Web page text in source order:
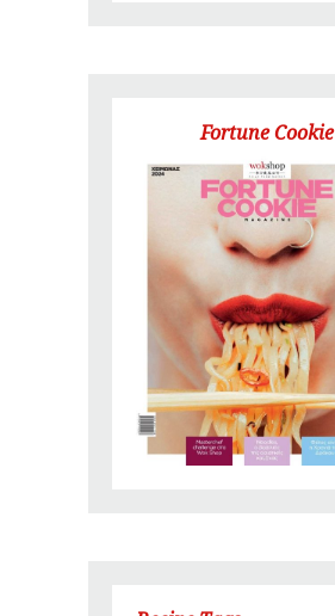
Fortune Cookie